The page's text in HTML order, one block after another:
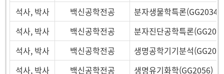
석사, 박사
백신공학전공
분자생물학특론(GG2034)
석사, 박사
백신공학전공
분자진단공학특론
석사, 박사
백신공학전공
생명공학기기분석
석사, 박사
백신공학전공
생명유기화학(GG2056)